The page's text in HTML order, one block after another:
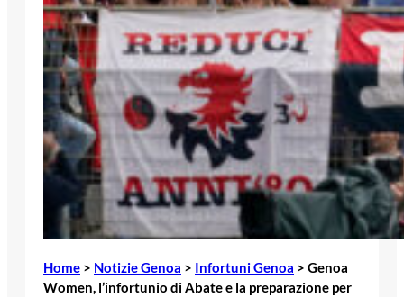
Home > Notizie Genoa > Infortuni Genoa > Genoa
Women, l’infortunio di Abate e la preparazione per